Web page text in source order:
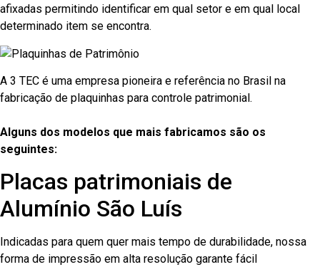
afixadas permitindo identificar em qual setor e em qual local
determinado item se encontra.
A 3 TEC é uma empresa pioneira e referência no Brasil na
fabricação de plaquinhas para controle patrimonial.
Alguns dos modelos que mais fabricamos são os
seguintes:
Placas patrimoniais de
Alumínio São Luís
Indicadas para quem quer mais tempo de durabilidade, nossa
forma de impressão em alta resolução garante fácil